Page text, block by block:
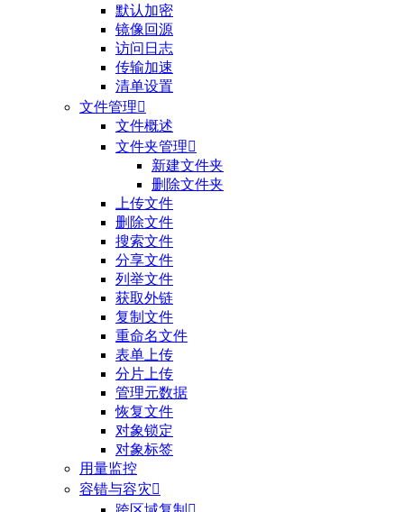
默认加密
镜像回源
访问日志
传输加速
清单设置
文件管理
文件概述
文件夹管理
新建文件夹
删除文件夹
上传文件
删除文件
搜索文件
分享文件
列举文件
获取外链
复制文件
重命名文件
表单上传
分片上传
管理元数据
恢复文件
对象锁定
对象标签
用量监控
容错与容灾